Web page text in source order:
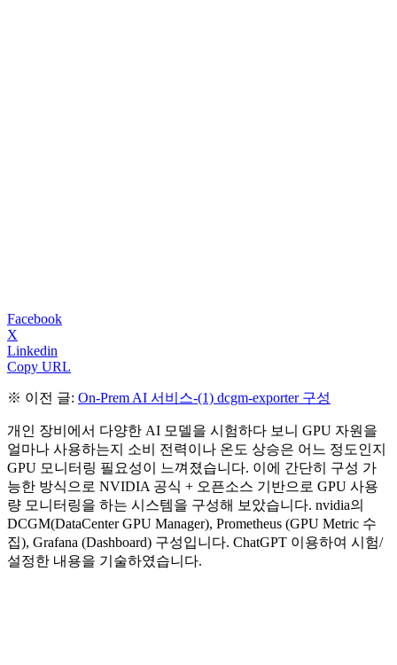
Facebook
X
Linkedin
Copy URL
※ 이전 글: On-Prem AI 서비스-(1) dcgm-exporter 구성
개인 장비에서 다양한 AI 모델을 시험하다 보니 GPU 자원을
얼마나 사용하는지 소비 전력이나 온도 상승은 어느 정도인지
GPU 모니터링 필요성이 느껴졌습니다. 이에 간단히 구성 가
능한 방식으로 NVIDIA 공식 + 오픈소스 기반으로 GPU 사용
량 모니터링을 하는 시스템을 구성해 보았습니다. nvidia의
DCGM(DataCenter GPU Manager), Prometheus (GPU Metric 수
집), Grafana (Dashboard) 구성입니다. ChatGPT 이용하여 시험/
설정한 내용을 기술하였습니다.